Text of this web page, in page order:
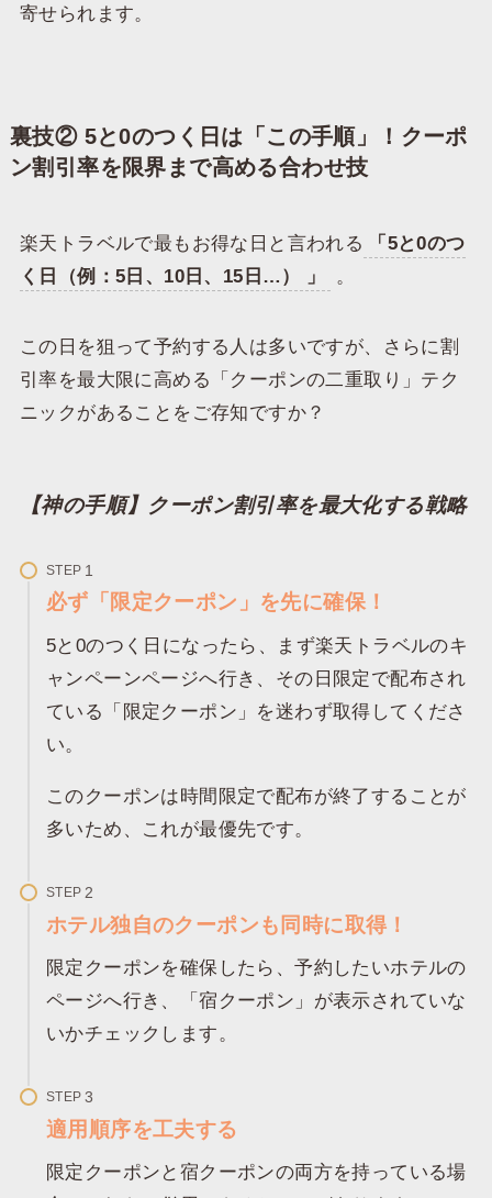
寄せられます。
裏技② 5と0のつく日は「この手順」！クーポ
ン割引率を限界まで高める合わせ技
​楽天トラベルで最もお得な日と言われる
「5と0のつ
く日（例：5日、10日、15日…） 」
。
​この日を狙って予約する人は多いですが、さらに割
引率を最大限に高める「クーポンの二重取り」テク
ニックがあることをご存知ですか？
​【神の手順】クーポン割引率を最大化する戦略
STEP
必ず「限定クーポン」を先に確保！
5と0のつく日になったら、まず楽天トラベルのキ
ャンペーンページへ行き、その日限定で配布され
ている「限定クーポン」を迷わず取得してくださ
い。
このクーポンは時間限定で配布が終了することが
多いため、これが最優先です。
STEP
ホテル独自のクーポンも同時に取得！
限定クーポンを確保したら、予約したいホテルの
ページへ行き、「宿クーポン」が表示されていな
いかチェックします。
STEP
適用順序を工夫する
限定クーポンと宿クーポンの両方を持っている場